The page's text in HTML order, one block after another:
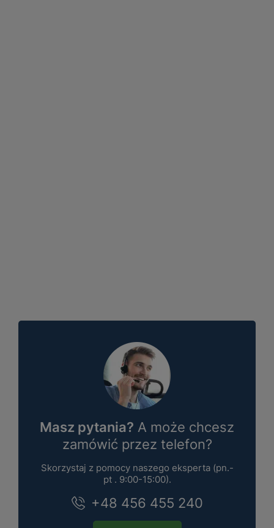
Masz pytania? A może chcesz
zamówić przez telefon?
Skorzystaj z pomocy naszego eksperta (pn.-
pt . 9:00-15:00).
+48 456 455 240